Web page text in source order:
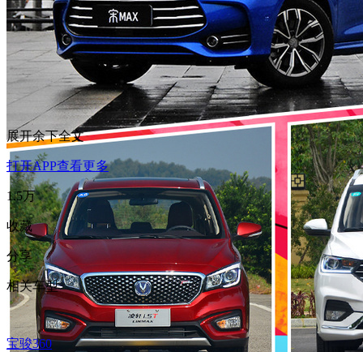
展开余下全文
打开APP查看更多
1.5万
收藏
分享
相关车型
宝骏360